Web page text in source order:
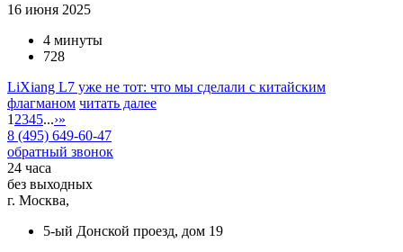
16 июня 2025
4 минуты
728
LiXiang L7 уже не тот: что мы сделали с китайским
флагманом читать далее
1 2345...›»
8 (495) 649-60-47
обратный звонок
24 часа
без выходных
г. Москва,
5-ый Донской проезд, дом 19